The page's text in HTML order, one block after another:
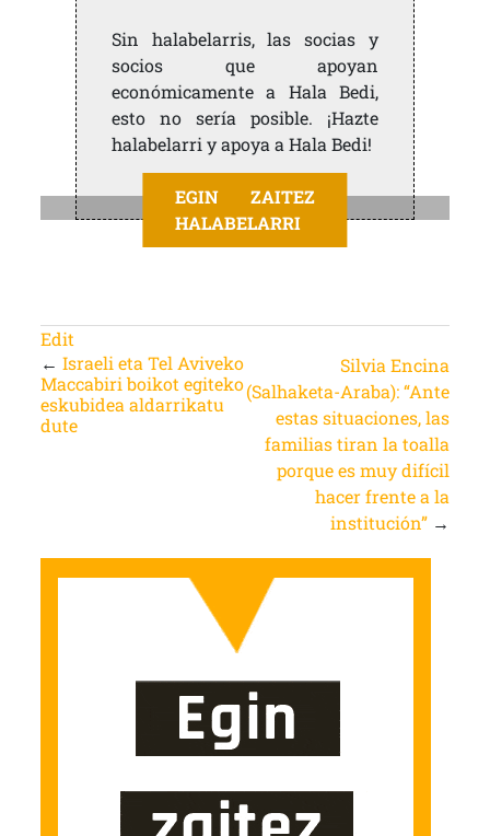
Ezker Abertzalaren manifestazioa
Sin halabelarris, las socias y
socios que apoyan
económicamente a Hala Bedi,
esto no sería posible. ¡Hazte
halabelarri y apoya a Hala Bedi!
EGIN ZAITEZ
HALABELARRI
Edit
← Israeli eta Tel Aviveko
Maccabiri boikot egiteko
eskubidea aldarrikatu
dute
Silvia Encina
(Salhaketa-Araba): “Ante
estas situaciones, las
familias tiran la toalla
porque es muy difícil
hacer frente a la
institución” →